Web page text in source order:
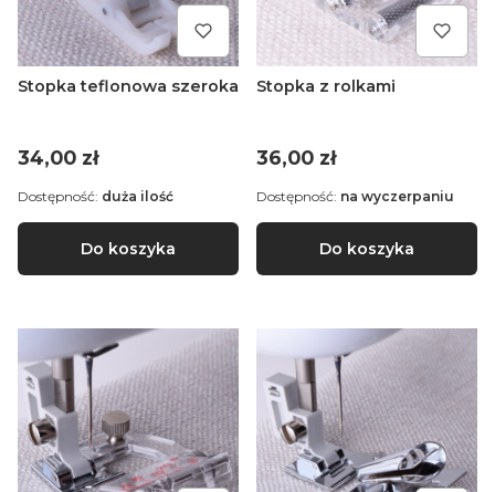
Stopka teflonowa szeroka
Cena
34,00 zł
Do koszyka
Dostępność: duża ilość
Stopka z rolkami
Cena
36,00 zł
Do koszyka
Dostępność: na wyczerpaniu